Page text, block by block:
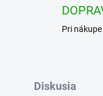
Pri
Diskusia